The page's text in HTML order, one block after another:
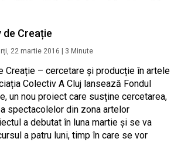
de Creație
22 martie 2016 3 Minute
Creație – cercetare și producție în artele
Colectiv A Cluj lansează Fondul
un nou proiect care susține cercetarea,
spectacolelor din zona artelor
a debutat în luna martie și se va
a patru luni, timp în care se vor